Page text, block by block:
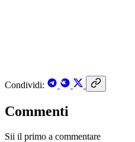
Condividi:
Commenti
Sii il primo a commentare